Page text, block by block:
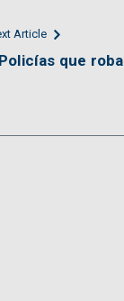
Article
Policías que